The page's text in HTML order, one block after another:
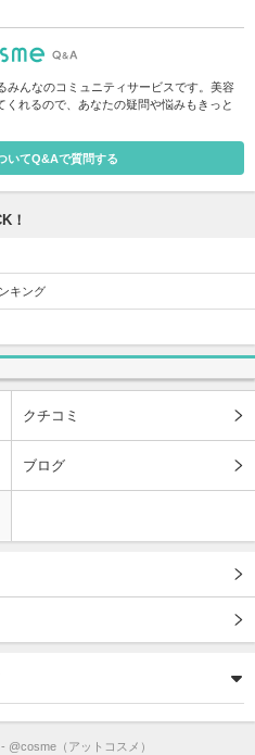
みんなのコミュニティサービスです。美容
れるので、あなたの疑問や悩みもきっと
いてQ&Aで質問する
！
キング
クチコミ
ブログ
@cosme（アットコスメ）